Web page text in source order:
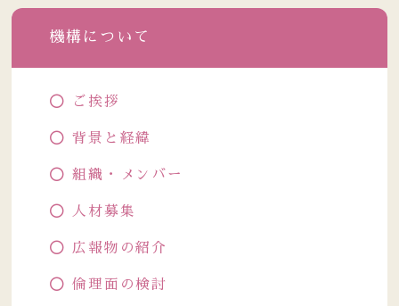
機構について
ご挨拶
背景と経緯
組織・メンバー
人材募集
広報物の紹介
倫理面の検討